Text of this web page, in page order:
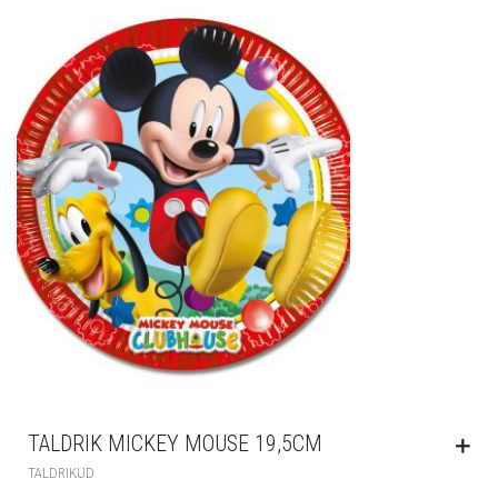
TALDRIK MICKEY MOUSE 19,5CM
TALDRIKUD